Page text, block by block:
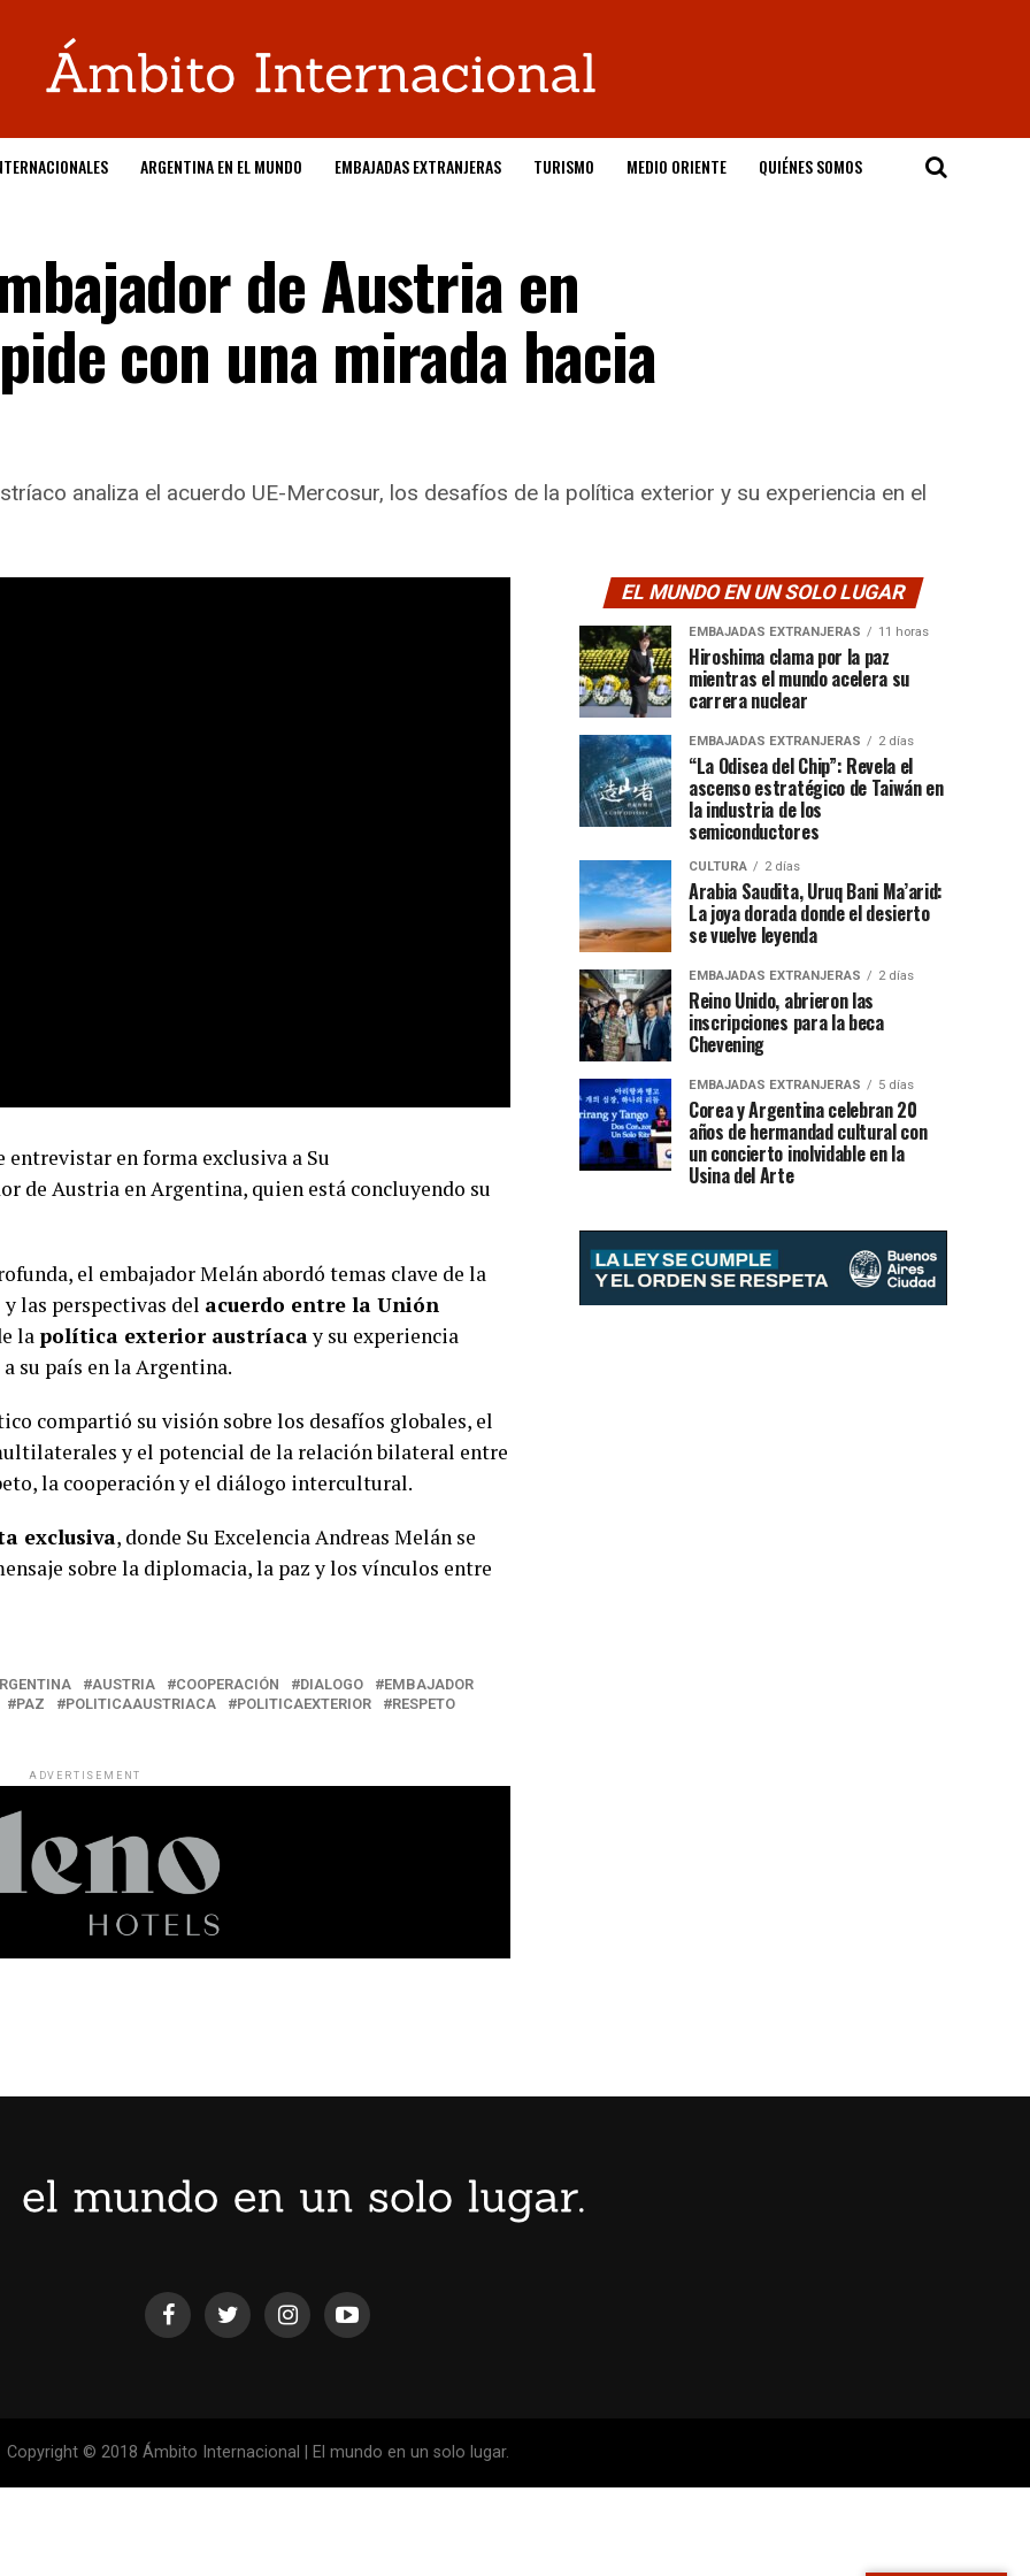
ARGENTINA EN EL MUNDO EMBAJADAS EXTRANJERAS TURISMO MEDIO ORIENTE QUIÉNES SOMOS
de Austria en
con una mirada hacia
analiza el acuerdo UE-Mercosur, los desafíos de la política exterior y su experiencia en el
en forma exclusiva a Su
de Austria en Argentina, quien está concluyendo su
el embajador Melán abordó temas clave de la
las perspectivas del acuerdo entre la Unión
la política exterior austríacay su experiencia
su país en la Argentina.
compartió su visión sobre los desafíos globales, el
y el potencial de la relación bilateral entre
la cooperación y el diálogo intercultural.
exclusiva, donde Su Excelencia Andreas Melán se
sobre la diplomacia, la paz y los vínculos entre
AUSTRIA COOPERACIÓN DIALOGO
EMBAJADOR
PAZ
POLITICAAUSTRIACA POLITICAEXTERIOR RESPETO
ADVERTISEMENT
EL MUNDO EN UN SOLO LUGAR
EMBAJADAS EXTRANJERAS 11 horas
Hiroshima clama por la paz
mientras el mundo acelera su
carrera nuclear
EMBAJADAS EXTRANJERAS 2 días
“La Odisea del Chip”: Revela el
ascenso estratégico de Taiwán en
la industria de los
semiconductores
CULTURA 2 días
Arabia Saudita, Uruq Bani Ma’arid:
La joya dorada donde el desierto
se vuelve leyenda
EMBAJADAS EXTRANJERAS 2 días
Reino Unido, abrieron las
inscripciones para la beca
Chevening
EMBAJADAS EXTRANJERAS 5 días
Corea y Argentina celebran 20
años de hermandad cultural con
un concierto inolvidable en la
Usina del Arte
Copyright © 2018 Ámbito Internacional | El mundo en un solo lugar.